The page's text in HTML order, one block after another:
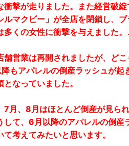
衝撃が走りました。また経営破
ルマクビー」が全店を閉鎖し、
多くの女性に衝撃を与えました。
営業は再開されましたが、ど
もアパレルの倒産ラッシュが
なっていました。
月、8月はほとんど倒産が見ら
して、6月以降のアパレルの倒
考えてみたいと思います。